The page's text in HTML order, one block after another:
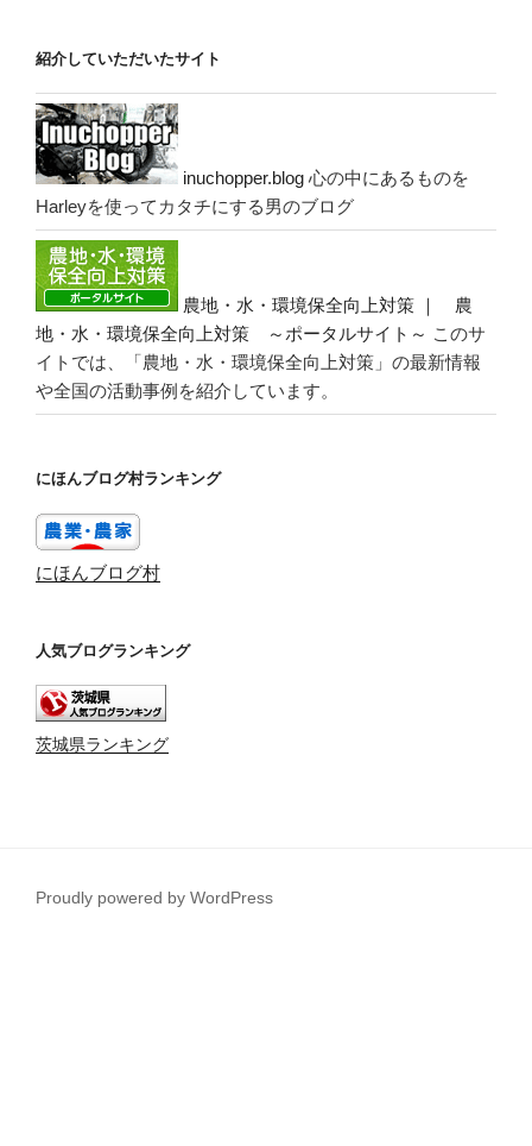
紹介していただいたサイト
inuchopper.blog 心の中にあるものを
Harleyを使ってカタチにする男のブログ
農地・水・環境保全向上対策 ｜ 農
地・水・環境保全向上対策 ～ポータルサイト～ このサ
イトでは、「農地・水・環境保全向上対策」の最新情報
や全国の活動事例を紹介しています。
にほんブログ村ランキング
にほんブログ村
人気ブログランキング
茨城県ランキング
Proudly powered by WordPress